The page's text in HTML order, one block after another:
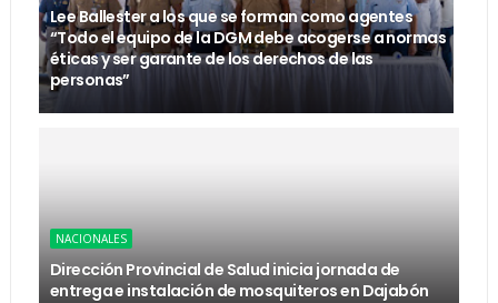
Lee Ballester a los que se forman como agentes
“Todo el equipo de la DGM debe acogerse a normas
éticas y ser garante de los derechos de las
personas”
NACIONALES
Dirección Provincial de Salud inicia jornada de
entrega e instalación de mosquiteros en Dajabón